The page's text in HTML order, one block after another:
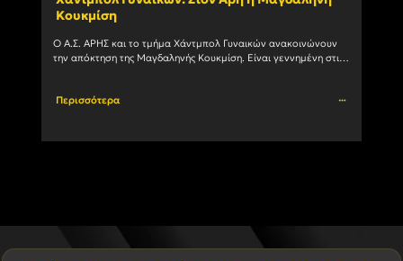
Κουκμίση
Ο Α.Σ. ΑΡΗΣ και το τμήμα Χάντμπολ Γυναικών ανακοινώνουν
την απόκτηση της Μαγδαληνής Κουκμίση. Είναι γεννημένη στις
Περισσότερα